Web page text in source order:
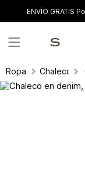
ENVÍO GRATIS
Ropa Chalecos